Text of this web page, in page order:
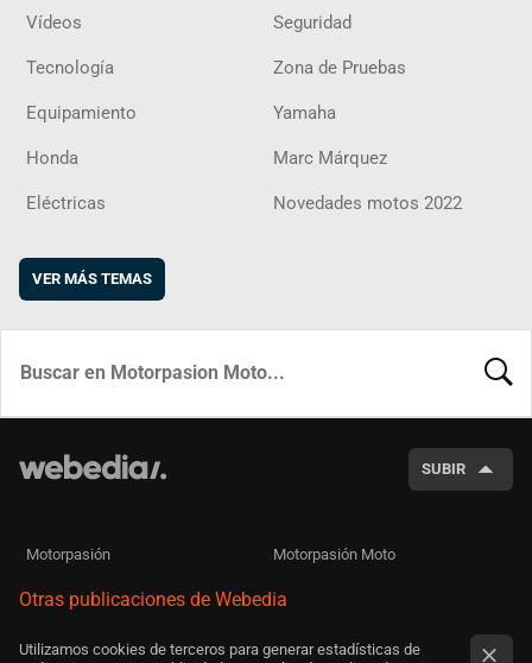
Vídeos Seguridad
Tecnología Zona de Pruebas
Equipamiento Yamaha
Honda Marc Márquez
Eléctricas Novedades motos 2022
VER MÁS TEMAS
SUBIR
Motorpasión Motorpasión Moto
Otras publicaciones de Webedia
Utilizamos cookies de terceros para generar estadísticas de